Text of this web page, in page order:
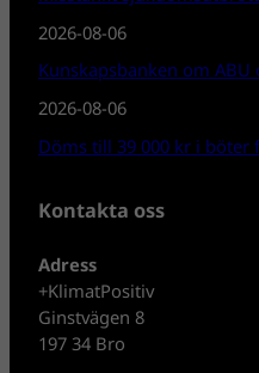
2026-08-06
Kunskapsbanken om ABU
2026-08-06
Döms till 39 000 kr i böter
Kontakta oss
Adress
+KlimatPositiv
Ginstvägen 8
197 34 Bro